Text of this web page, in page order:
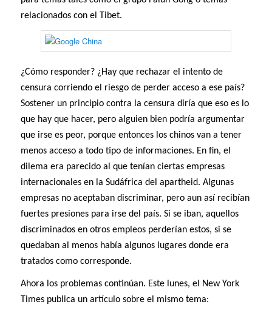
relacionados con el Tibet.
¿Cómo responder? ¿Hay que rechazar el intento de
censura corriendo el riesgo de perder acceso a ese país?
Sostener un principio contra la censura diría que eso es lo
que hay que hacer, pero alguien bien podría argumentar
que irse es peor, porque entonces los chinos van a tener
menos acceso a todo tipo de informaciones. En fin, el
dilema era parecido al que tenían ciertas empresas
internacionales en la Sudáfrica del apartheid. Algunas
empresas no aceptaban discriminar, pero aun así recibían
fuertes presiones para irse del país. Si se iban, aquellos
discriminados en otros empleos perderían estos, si se
quedaban al menos había algunos lugares donde era
tratados como corresponde.
Ahora los problemas continúan. Este lunes, el New York
Times publica un artículo sobre el mismo tema: